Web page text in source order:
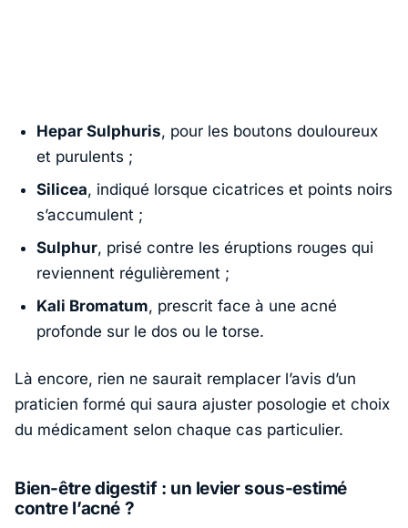
Hepar Sulphuris, pour les boutons douloureux
et purulents ;
Silicea, indiqué lorsque cicatrices et points noirs
s’accumulent ;
Sulphur, prisé contre les éruptions rouges qui
reviennent régulièrement ;
Kali Bromatum, prescrit face à une acné
profonde sur le dos ou le torse.
Là encore, rien ne saurait remplacer l’avis d’un
praticien formé qui saura ajuster posologie et choix
du médicament selon chaque cas particulier.
Bien-être digestif : un levier sous-estimé
contre l’acné ?